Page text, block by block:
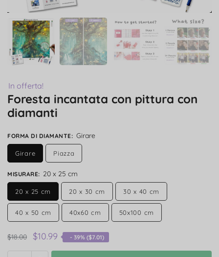
In offerta!
Foresta incantata con pittura con
diamanti
FORMA DI DIAMANTE: Girare
Girare Piazza
MISURARE: 20 x 25 cm
20 x 25 cm 20 x 30 cm 30 x 40 cm
40 x 50 cm 40x60 cm 50x100 cm
$18.00 $10.99 - 39% ($7.01)